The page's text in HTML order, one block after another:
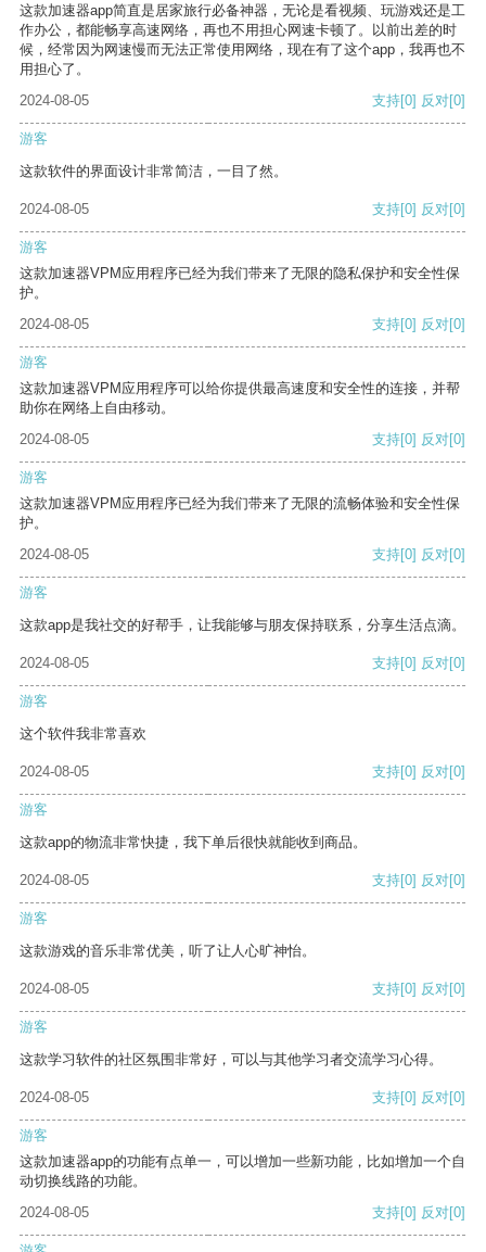
这款加速器app简直是居家旅行必备神器，无论是看视频、玩游戏还是工
作办公，都能畅享高速网络，再也不用担心网速卡顿了。以前出差的时
候，经常因为网速慢而无法正常使用网络，现在有了这个app，我再也不
用担心了。
2024-08-05
支持[0] 反对[0]
游客
这款软件的界面设计非常简洁，一目了然。
2024-08-05 支持[0] 反对[0]
游客
这款加速器VPM应用程序已经为我们带来了无限的隐私保护和安全性保
护。
2024-08-05
支持[0] 反对[0]
游客
这款加速器VPM应用程序可以给你提供最高速度和安全性的连接，并帮
助你在网络上自由移动。
2024-08-05
支持[0] 反对[0]
游客
这款加速器VPM应用程序已经为我们带来了无限的流畅体验和安全性保
护。
2024-08-05
支持[0] 反对[0]
游客
这款app是我社交的好帮手，让我能够与朋友保持联系，分享生活点滴。
2024-08-05 支持[0] 反对[0]
游客
这个软件我非常喜欢
2024-08-05 支持[0] 反对[0]
游客
这款app的物流非常快捷，我下单后很快就能收到商品。
2024-08-05 支持[0] 反对[0]
游客
这款游戏的音乐非常优美，听了让人心旷神怡。
2024-08-05 支持[0] 反对[0]
游客
这款学习软件的社区氛围非常好，可以与其他学习者交流学习心得。
2024-08-05 支持[0] 反对[0]
游客
这款加速器app的功能有点单一，可以增加一些新功能，比如增加一个自
动切换线路的功能。
2024-08-05
支持[0] 反对[0]